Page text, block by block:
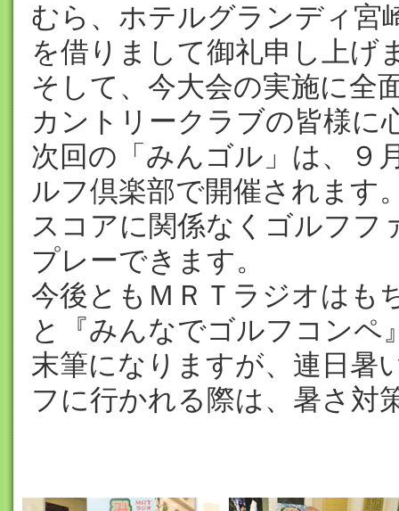
むら、ホテルグランディ宮
を借りまして御礼申し上げ
そして、今大会の実施に全
カントリークラブの皆様に
次回の「みんゴル」は、９
ルフ倶楽部で開催されます
スコアに関係なくゴルフフ
プレーできます。
今後ともＭＲＴラジオはも
と『みんなでゴルフコンペ
末筆になりますが、連日暑
フに行かれる際は、暑さ対